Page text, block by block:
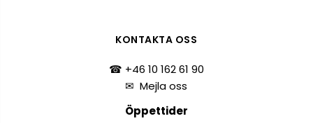
KONTAKTA OSS
☎ +46 10 162 61 90
✉Mejla oss
Öppettider